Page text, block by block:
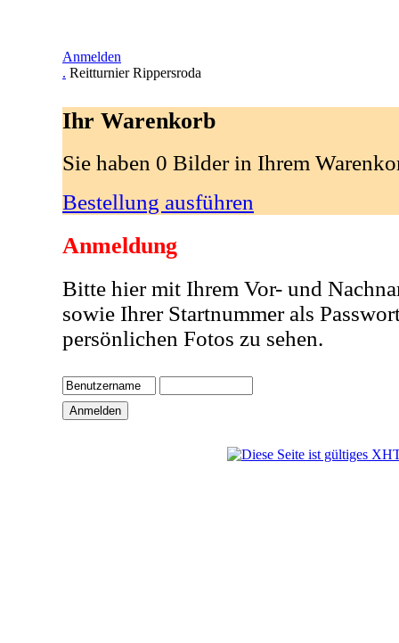
Anmelden
. Reitturnier Rippersroda
Ihr Warenkorb
Sie haben 0 Bilder in Ihrem
Bestellung ausführen
Anmeldung
Bitte hier mit Ihrem Vor- und
sowie Ihrer Startnummer als
persönlichen Fotos zu sehen.